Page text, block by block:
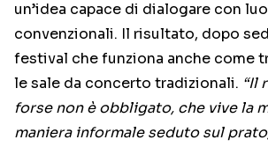
un’idea capace di dialogare con
convenzionali. Il risultato, dopo
festival che funziona anche come
le sale da concerto tradizionali. “Il
forse non è obbligato, che vive la
maniera informale seduto sul